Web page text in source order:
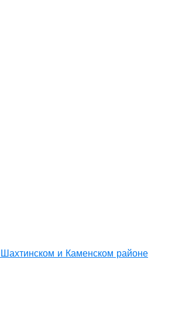
и Каменском районе